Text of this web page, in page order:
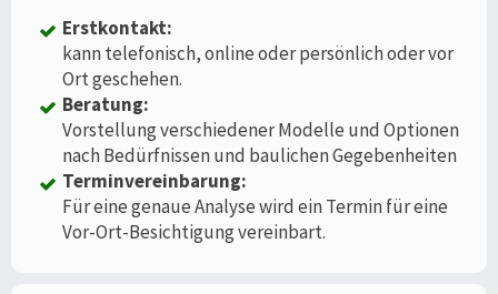
Erstkontakt:
kann telefonisch, online oder persönlich oder vor
Ort geschehen.
Beratung:
Vorstellung verschiedener Modelle und Optionen
nach Bedürfnissen und baulichen Gegebenheiten
Terminvereinbarung:
Für eine genaue Analyse wird ein Termin für eine
Vor-Ort-Besichtigung vereinbart.